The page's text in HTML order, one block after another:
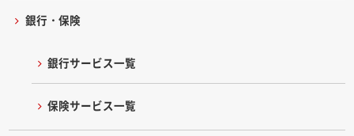
銀行・保険
銀行サービス一覧
保険サービス一覧